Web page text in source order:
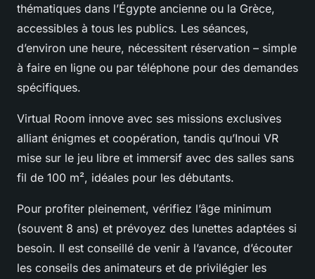
thématiques dans l’Égypte ancienne ou la Grèce,
accessibles à tous les publics. Les séances,
d’environ une heure, nécessitent réservation – simple
à faire en ligne ou par téléphone pour des demandes
spécifiques.
Virtual Room innove avec ses missions exclusives
alliant énigmes et coopération, tandis qu’Inoui VR
mise sur le jeu libre et immersif avec des salles sans
fil de 100 m², idéales pour les débutants.
Pour profiter pleinement, vérifiez l’âge minimum
(souvent 8 ans) et prévoyez des lunettes adaptées si
besoin. Il est conseillé de venir à l’avance, d’écouter
les conseils des animateurs et de privilégier les